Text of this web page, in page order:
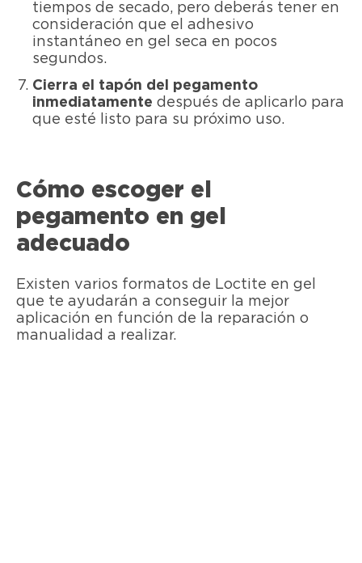
tiempos de secado, pero deberás tener en
consideración que el adhesivo
instantáneo en gel seca en pocos
segundos.
Cierra el tapón del pegamento
inmediatamente después de aplicarlo para
que esté listo para su próximo uso.
Cómo escoger el
pegamento en gel
adecuado
Existen varios formatos de Loctite en gel
que te ayudarán a conseguir la mejor
aplicación en función de la reparación o
manualidad a realizar.